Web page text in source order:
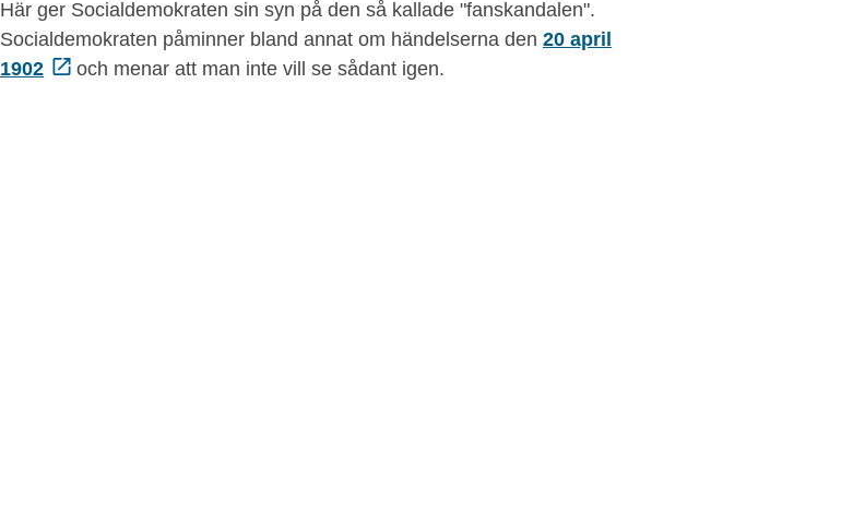
Här ger Socialdemokraten sin syn på den så kallade "fanskandalen".
Socialdemokraten påminner bland annat om händelserna den 20 april
1902
och menar att man inte vill se sådant igen.